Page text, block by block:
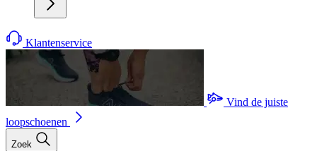
Klantenservice
Vind de juiste
loopschoenen
Zoek